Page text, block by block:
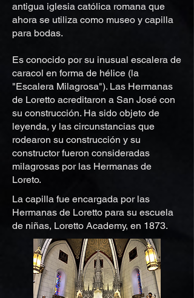
antigua iglesia católica romana que
ahora se utiliza como museo y capilla
para bodas.
Es conocido por su inusual escalera de
caracol en forma de hélice (la
"Escalera Milagrosa"). Las Hermanas
de Loretto acreditaron a San José con
su construcción. Ha sido objeto de
leyenda, y las circunstancias que
rodearon su construcción y su
constructor fueron consideradas
milagrosas por las Hermanas de
Loreto.
La capilla fue encargada por las
Hermanas de Loretto para su escuela
de niñas, Loretto Academy, en 1873.